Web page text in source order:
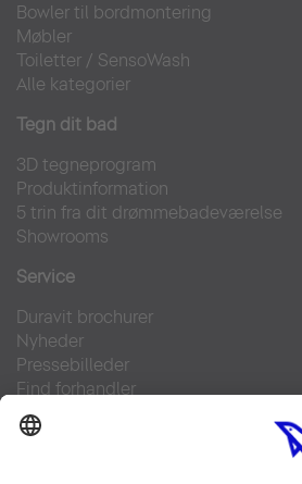
Bowler til bordmontering
Møbler
Toiletter / SensoWash
Alle kategorier
Tegn dit bad
3D tegneprogram
Produktinformation
5 trin fra dit drømmebadeværelse
Showrooms
Service
Duravit brochurer
Nyheder
Pressebilleder
Find forhandler
Kontakt
FAQs